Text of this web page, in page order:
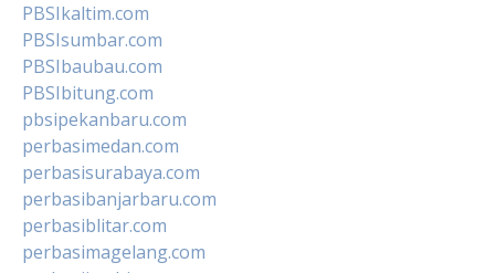
PBSIkaltim.com
PBSIsumbar.com
PBSIbaubau.com
PBSIbitung.com
pbsipekanbaru.com
perbasimedan.com
perbasisurabaya.com
perbasibanjarbaru.com
perbasiblitar.com
perbasimagelang.com